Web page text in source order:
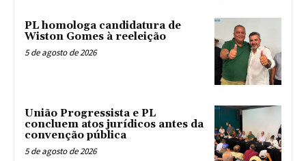
PL homologa candidatura de
Wiston Gomes à reeleição
5 de agosto de 2026
União Progressista e PL
concluem atos jurídicos antes da
convenção pública
5 de agosto de 2026